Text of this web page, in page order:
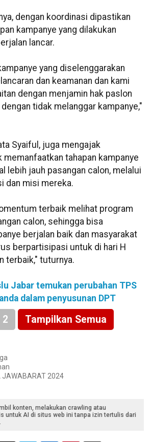
dengan koordinasi dipastikan
kampanye yang dilakukan
lancar.
yang diselenggarakan
dan keamanan dan kami
dengan menjamin hak paslon
tidak melanggar kampanye,"
Syaiful, juga mengajak
memanfaatkan tahapan kampanye
lebih jauh pasangan calon, melalui
dan misi mereka.
terbaik melihat program
calon, sehingga bisa
berjalan baik dan masyarakat
berpartisipasi untuk di hari H
terbaik," tuturnya.
Jabar temukan perubahan TPS
dalam penyusunan DPT
2 Tampilkan Semua
2024
konten, melakukan crawling atau
untuk AI di situs web ini tanpa izin tertulis dari